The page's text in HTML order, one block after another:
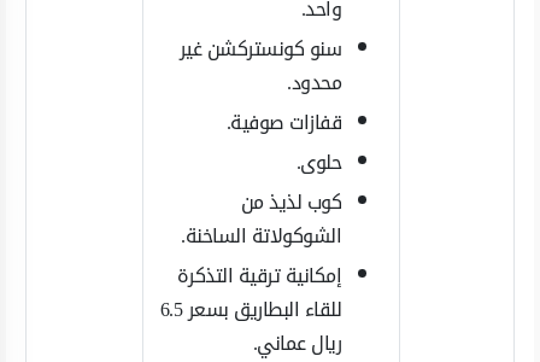
واحد.
سنو كونستركشن غير
محدود.
قفازات صوفية.
حلوى.
كوب لذيذ من
الشوكولاتة الساخنة.
إمكانية ترقية التذكرة
للقاء البطاريق بسعر 6.5
ريال عماني.